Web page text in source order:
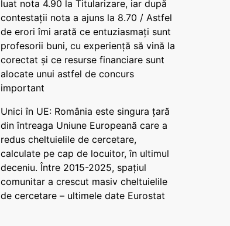
luat nota 4.90 la Titularizare, iar după
contestații nota a ajuns la 8.70 / Astfel
de erori îmi arată ce entuziasmați sunt
profesorii buni, cu experiență să vină la
corectat și ce resurse financiare sunt
alocate unui astfel de concurs
important
Unici în UE: România este singura țară
din întreaga Uniune Europeană care a
redus cheltuielile de cercetare,
calculate pe cap de locuitor, în ultimul
deceniu. Între 2015-2025, spațiul
comunitar a crescut masiv cheltuielile
de cercetare – ultimele date Eurostat